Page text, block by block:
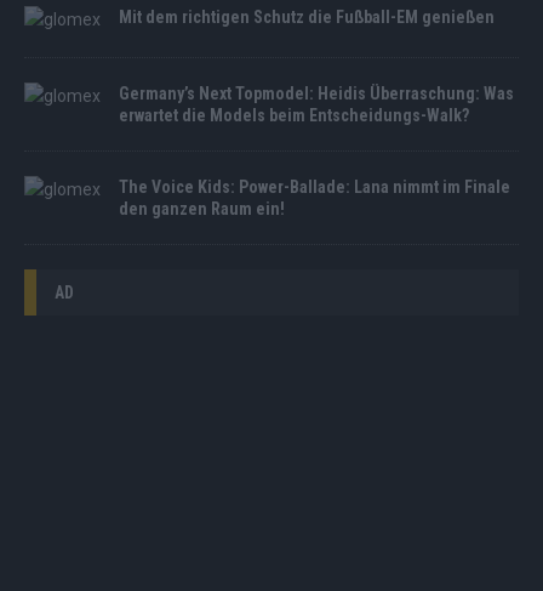
Mit dem richtigen Schutz die Fußball-EM genießen
Germany’s Next Topmodel: Heidis Überraschung: Was
erwartet die Models beim Entscheidungs-Walk?
The Voice Kids: Power-Ballade: Lana nimmt im Finale
den ganzen Raum ein!
AD